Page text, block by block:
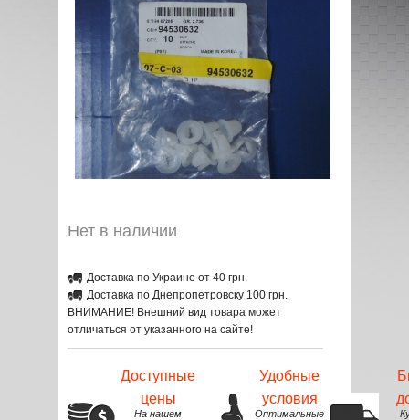
Нет в наличии
Доставка по Украине от 40 грн.
Доставка по Днепропетровску 100 грн.
ВНИМАНИЕ! Внешний вид товара может
отличаться от указанного на сайте!
Доступные
цены
На нашем
Удобные
условия
Оптимальные